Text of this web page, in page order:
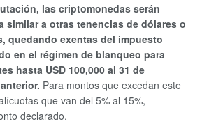
las criptomonedas serán
similar a otras tenencias de dólares o
quedando exentas del impuesto
en el régimen de blanqueo para
hasta USD 100,000 al 31 de
Para montos que excedan este
que van del 5% al 15%,
declarado.